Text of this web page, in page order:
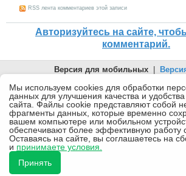
RSS лента комментариев этой записи
Авторизуйтесь на сайте,
комментарий.
Версия для мобильных
© 2026 Беломорканал
Joomla!is Free Software released under the
License.
Mobile version byMobile
Desktop Version
массовых коммуникаций (Роскомнадзор). Учредитель: ООО "ТВ29". Главный редактор: Рудалев А.Г.
Беломорканал - новостной сайт Архангельской области: новости Северодвинска, новости поморья,
Все права на материалы, опубликованные на сайте, защищены в соответствии с российским и
Мы используем cookies для обработки
данных для улучшения качества и
сайта. Файлы cookie представляют собой
фрагменты данных, которые временно
вашем компьютере или мобильном
обеспечивают более эффективную работу
Оставаясь на сайте, вы соглашаетесь на
и принимаете условия.
Принять